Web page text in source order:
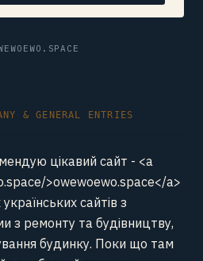
& GENERAL ENTRIES
цікавий сайт - <a
>owewoewo.space</a>
сайтів з
з ремонту та будівництву,
будинку. Поки що там